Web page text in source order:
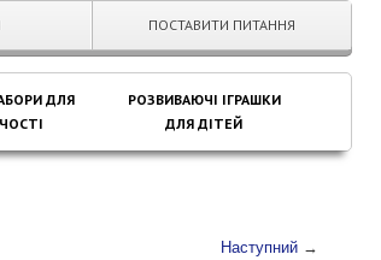
ПОСТАВИТИ ПИТАННЯ
ДЛЯ
РОЗВИВАЮЧІ ІГРАШКИ
ДЛЯ ДІТЕЙ
Наступний →